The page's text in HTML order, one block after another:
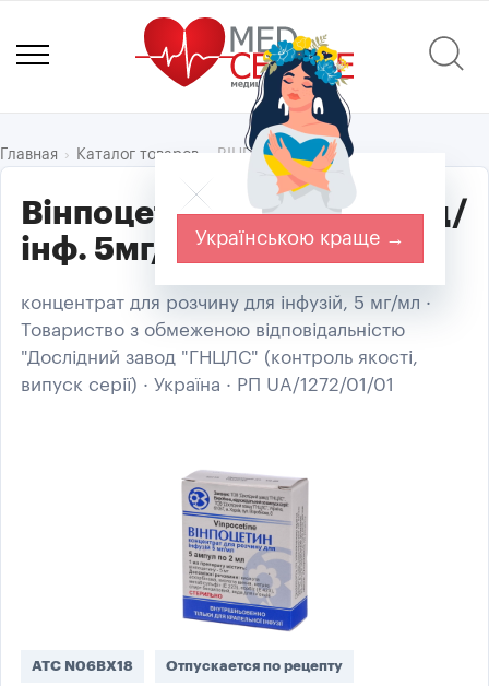
Главная Каталог товаров ВІНПОЦЕТИН
Вінпоцетин конц. д/р-ну д/
інф. 5мг/мл амп. 2мл №5
концентрат для розчину для інфузій, 5 мг/мл ·
Товариство з обмеженою відповідальністю
"Дослідний завод "ГНЦЛС" (контроль якості,
випуск серії) · Україна · РП UA/1272/01/01
ATC N06BX18 Отпускается по рецепту
Українською краще →